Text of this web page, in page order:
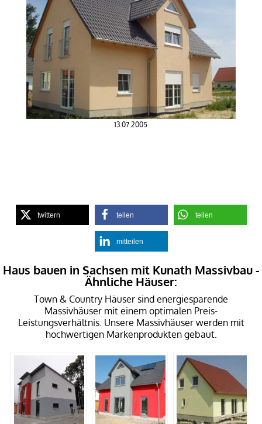
13.07.2005
twittern teilen teilen
mitteilen
Haus bauen in Sachsen mit Kunath Massivbau -
Ähnliche Häuser:
Town & Country Häuser sind energiesparende
Massivhäuser mit einem optimalen Preis-
Leistungsverhältnis. Unsere Massivhäuser werden mit
hochwertigen Markenprodukten gebaut.